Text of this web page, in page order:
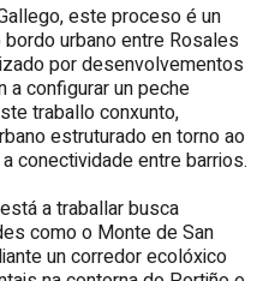
este proceso é un
urbano entre Rosales
por desenvolvementos
a configurar un peche
traballo conxunto,
estruturado en torno ao
conectividade entre barrios.
a traballar busca
como o Monte de San
un corredor ecolóxico